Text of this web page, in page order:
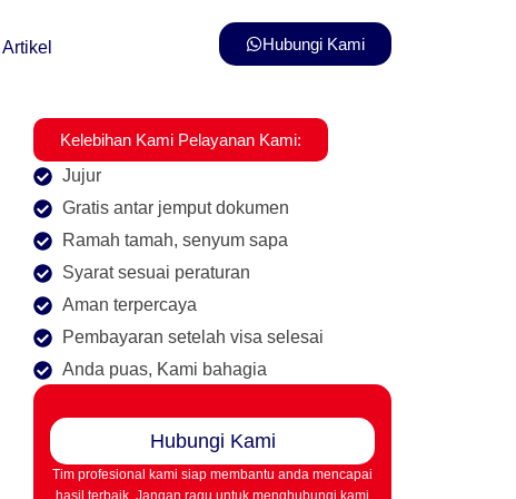
Artikel Hubungi Kami
Kelebihan Kami Pelayanan Kami:
Jujur
Gratis antar jemput dokumen
Ramah tamah, senyum sapa
Syarat sesuai peraturan
Aman terpercaya
Pembayaran setelah visa selesai
Anda puas, Kami bahagia
Hubungi Kami
Tim profesional kami siap membantu anda mencapai
hasil terbaik. Jangan ragu untuk menghubungi kami